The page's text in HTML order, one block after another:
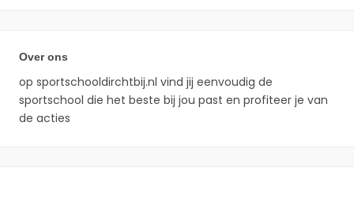
Over ons
op sportschooldirchtbij.nl vind jij eenvoudig de
sportschool die het beste bij jou past en profiteer je van
de acties